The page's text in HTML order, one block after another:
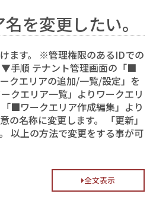
を変更したい。
ます。 ※管理権限のあるIDでの
▼手順 テナント管理画面の「■
クエリアの追加/一覧/設定」を
クエリア一覧」よりワークエリ
■ワークエリア作成編集」より
の名称に変更します。 「更新」
以上の方法で変更をする事が可
全文表示